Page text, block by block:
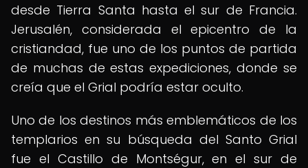
desde Tierra Santa hasta el sur de Francia.
Jerusalén, considerada el epicentro de la
cristiandad, fue uno de los puntos de partida
de muchas de estas expediciones, donde se
creía que el Grial podría estar oculto.
Uno de los destinos más emblemáticos de los
templarios en su búsqueda del Santo Grial
fue el Castillo de Montségur, en el sur de